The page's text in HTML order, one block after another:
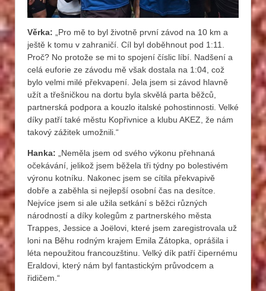
Věrka: „Pro mě to byl životně první závod na 10 km a
ještě k tomu v zahraničí. Cíl byl doběhnout pod 1:11.
Proč? No protože se mi to spojení číslic líbí. Nadšení a
celá euforie ze závodu mě však dostala na 1:04, což
bylo velmi milé překvapení. Jela jsem si závod hlavně
užít a třešničkou na dortu byla skvělá parta běžců,
partnerská podpora a kouzlo italské pohostinnosti. Velké
díky patří také městu Kopřivnice a klubu AKEZ, že nám
takový zážitek umožnili.“
Hanka: „Neměla jsem od svého výkonu přehnaná
očekávání, jelikož jsem běžela tři týdny po bolestivém
výronu kotníku. Nakonec jsem se cítila překvapivě
dobře a zaběhla si nejlepší osobní čas na desítce.
Nejvíce jsem si ale užila setkání s běžci různých
národností a díky kolegům z partnerského města
Trappes, Jessice a Joëlovi, které jsem zaregistrovala už
loni na Běhu rodným krajem Emila Zátopka, oprášila i
léta nepoužitou francouzštinu. Velký dík patří čipernému
Eraldovi, který nám byl fantastickým průvodcem a
řidičem.“